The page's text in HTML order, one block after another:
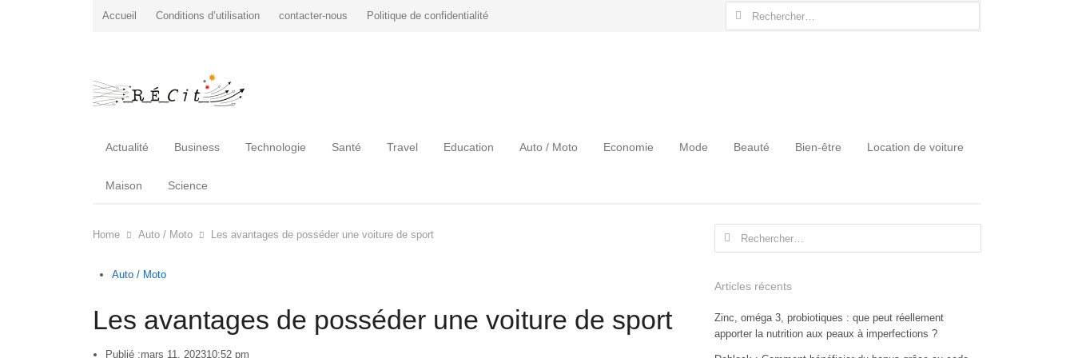
Accueil Conditions d’utilisation contacter-nous Politique de confidentialité Rechercher :
Actualité Business Technologie Santé Travel Education Auto / Moto Economie Mode Beauté Bien-être Location de voiture
Maison Science
Home Auto / Moto Les avantages de posséder une voiture de sport
Auto / Moto
Les avantages de posséder une voiture de sport
Publié :mars 11, 202310:52 pm
Rechercher :
Articles récents
Zinc, oméga 3, probiotiques : que peut réellement
apporter la nutrition aux peaux à imperfections ?